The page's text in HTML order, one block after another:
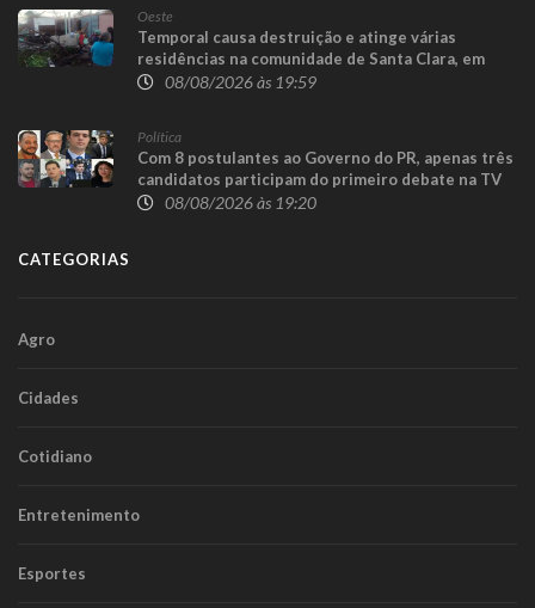
Oeste
Temporal causa destruição e atinge várias
residências na comunidade de Santa Clara, em
Candói08/08/2026 às 19:59
Política
Com 8 postulantes ao Governo do PR, apenas três
candidatos participam do primeiro debate na TV
08/08/2026 às 19:20
CATEGORIAS
Agro
Cidades
Cotidiano
Entretenimento
Esportes